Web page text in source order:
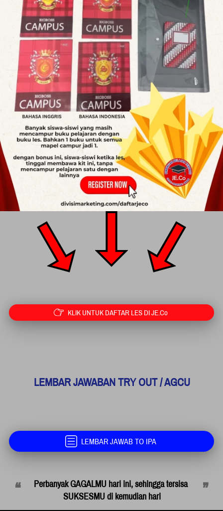
` KLIK UNTUK DAFTAR LES DI JE.Co
LEMBAR JAWABAN TRY OUT / AGCU
` LEMBAR JAWAB TO IPA
“
Perbanyak GAGALMU hari ini, sehingga tersisa
SUKSESMU di kemudian hari
”